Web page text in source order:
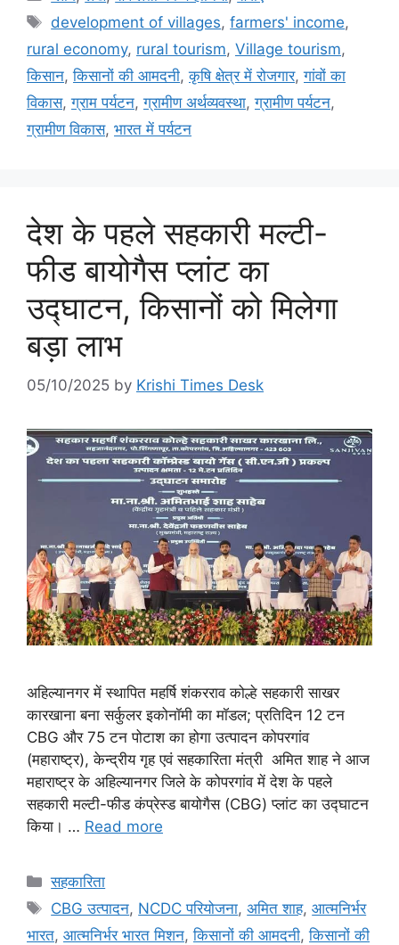
development of villages,farmers' income,
rural economy, rural tourism, Village tourism,
किसान,किसानों की आमदनी,कृषि क्षेत्र में रोजगार,गांवों का
विकास,ग्राम पर्यटन,ग्रामीण अर्थव्यवस्था,ग्रामीण पर्यटन,
ग्रामीण विकास, भारत में पर्यटन
देश के पहले सहकारी मल्टी-
फीड बायोगैस प्लांट का
उद्घाटन, किसानों को मिलेगा
बड़ा लाभ
05/10/2025 by Krishi Times Desk
अहिल्यानगर में स्थापित महर्षि शंकरराव कोल्हे सहकारी साखर
कारखाना बना सर्कुलर इकोनॉमी का मॉडल; प्रतिदिन 12 टन
CBG और 75 टन पोटाश का होगा उत्पादन कोपरगांव
(महाराष्ट्र), केन्द्रीय गृह एवं सहकारिता मंत्री अमित शाह ने आज
महाराष्ट्र के अहिल्यानगर जिले के कोपरगांव में देश के पहले
सहकारी मल्टी-फीड कंप्रेस्ड बायोगैस (CBG) प्लांट का उद्घाटन
किया। … Read more
सहकारिता
CBG उत्पादन, NCDC परियोजना,अमित शाह,आत्मनिर्भर
भारत, आत्मनिर्भर भारत मिशन,किसानों की आमदनी,किसानों की